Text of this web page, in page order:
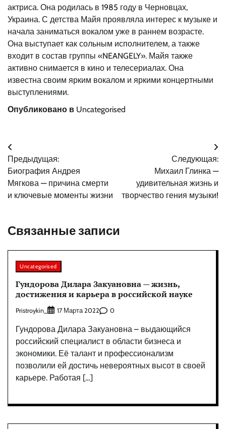
актриса. Она родилась в 1985 году в Черновцах,
Украина. С детства Майя проявляла интерес к музыке и
начала заниматься вокалом уже в раннем возрасте.
Она выступает как сольным исполнителем, а также
входит в состав группы «NEANGELY». Майя также
активно снимается в кино и телесериалах. Она
известна своим ярким вокалом и яркими концертными
выступлениями.
Опубликовано в Uncategorised
Навигация
по
записям
Предыдущая:
Биография Андрея
Мягкова — причина смерти
и ключевые моменты жизни
Следующая:
Михаил Глинка —
удивительная жизнь и
творчество гения музыки!
Связанные записи
Uncategorised
Гундорова Дилара Закуановна — жизнь,
достижения и карьера в российской науке
Pristroykin_ 17 Марта 2022 0
Гундорова Дилара Закуановна – выдающийся
российский специалист в области бизнеса и
экономики. Её талант и профессионализм
позволили ей достичь невероятных высот в своей
карьере. Работая […]